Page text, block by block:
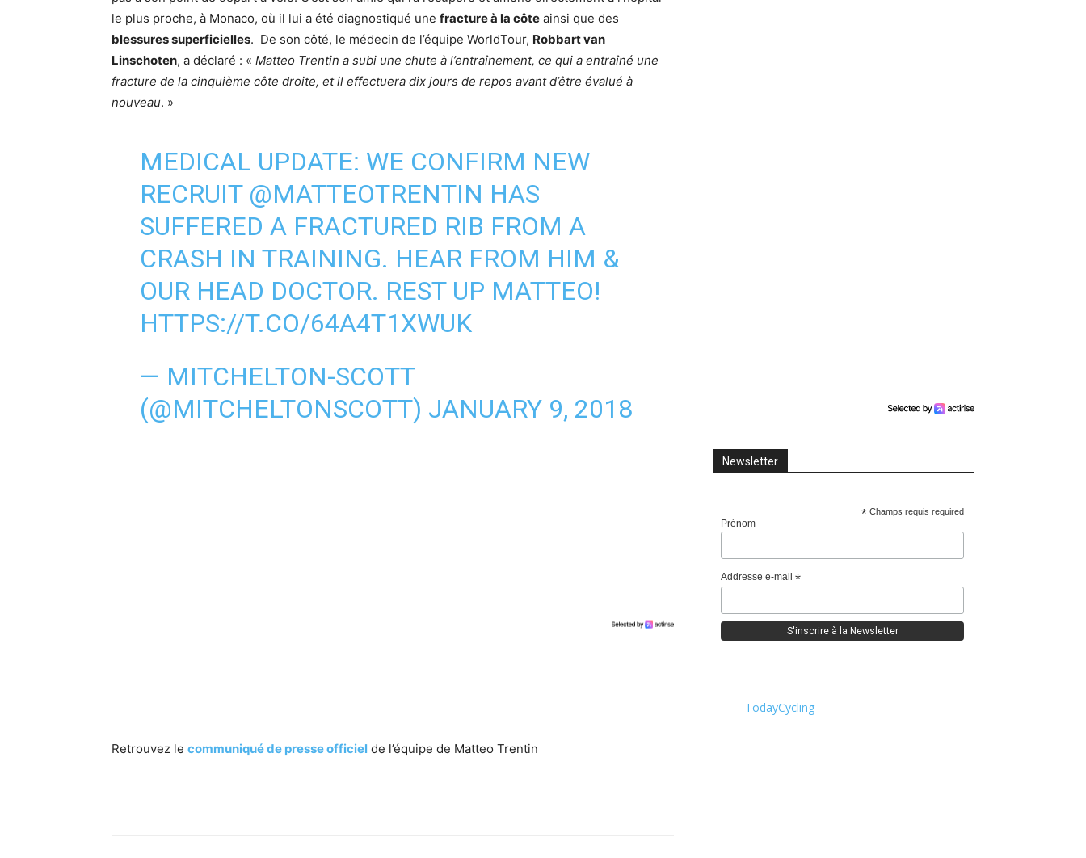
le plus proche, à Monaco, où il lui a été diagnostiqué une fracture à la côte ainsi que des
blessures superficielles. De son côté, le médecin de l’équipe WorldTour, Robbart van
Linschoten, a déclaré : « Matteo Trentin a subi une chute à l’entraînement, ce qui a entraîné une
fracture de la cinquième côte droite, et il effectuera dix jours de repos avant d’être évalué à
nouveau. »
MEDICAL UPDATE: WE CONFIRM NEW
RECRUIT @MATTEOTRENTIN HAS
SUFFERED A FRACTURED RIB FROM A
CRASH IN TRAINING. HEAR FROM HIM &
OUR HEAD DOCTOR. REST UP MATTEO!
HTTPS://T.CO/64A4T1XWUK
— MITCHELTON-SCOTT
(@MITCHELTONSCOTT) JANUARY 9, 2018
Retrouvez le communiqué de presse officiel de l’équipe de Matteo Trentin
Newsletter
* Champs requis required
Prénom
Addresse e-mail *
TodayCycling